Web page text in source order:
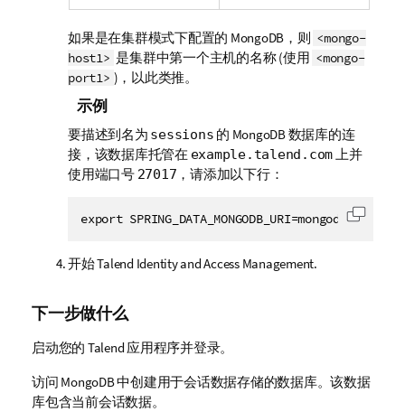
如果是在集群模式下配置的 MongoDB，则 <mongo-
host1> 是集群中第一个主机的名称 (使用 <mongo-
port1> )，以此类推。
示例
要描述到名为 sessions 的 MongoDB 数据库的连
接，该数据库托管在 example.talend.com上并
使用端口号 27017 ，请添加以下行：
export SPRING_DATA_MONGODB_URI=mongodb://
复制代
开始Talend Identity and Access Management.
下一步做什么
启动您的 Talend 应用程序并登录。
访问 MongoDB 中创建用于会话数据存储的数据库。该数据
库包含当前会话数据。